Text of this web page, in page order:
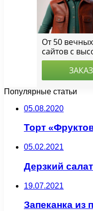
Популярные статьи
05.08.2020
Торт
05.02.2021
Дерзкий
19.07.2021
Запеканка